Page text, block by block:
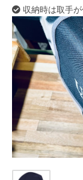
収納時は取手